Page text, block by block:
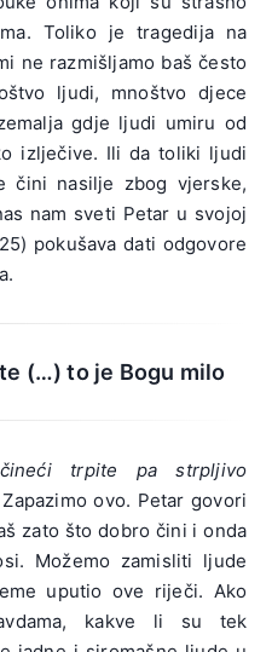
Toliko je tragedija na
ne razmišljamo baš često
ljudi, mnoštvo djece
gdje ljudi umiru od
izlječive. Ili da toliki ljudi
čini nasilje zbog vjerske,
nam sveti Petar u svojoj
pokušava dati odgovore
(…) to je Bogu milo
trpite pa strpljivo
Zapazimo ovo. Petar govori
zato što dobro čini i onda
Možemo zamisliti ljude
uputio ove riječi. Ako
kakve li su tek